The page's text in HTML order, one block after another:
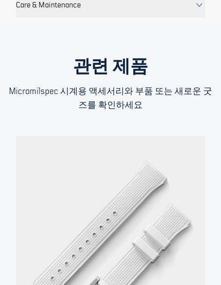
Care & Maintenance
관련 제품
Micromilspec 시계용 액세서리와 부품 또는 새로운 굿
즈를 확인하세요